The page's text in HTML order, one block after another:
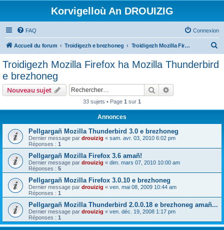
Korvigelloù An DROUIZIG
FAQ Connexion
Accueil du forum Troidigezh e brezhoneg Troidigezh Mozilla Firefox ha Mozilla Thunderbird e brezhoneg
Troidigezh Mozilla Firefox ha Mozilla Thunderbird
e brezhoneg
Nouveau sujet Rechercher
33 sujets • Page 1 sur 1
Annonces
Pellgargañ Mozilla Thunderbird 3.0 e brezhoneg
Dernier message par drouizig « sam. avr. 03, 2010 6:02 pm
Réponses : 1
Pellgargañ Mozilla Firefox 3.6 amañ!
Dernier message par drouizig « dim. mars 07, 2010 10:00 am
Réponses : 5
Pellgargañ Mozilla Firefox 3.0.10 e brezhoneg
Dernier message par drouizig « ven. mai 08, 2009 10:44 am
Réponses : 1
Pellgargañ Mozilla Thunderbird 2.0.0.18 e brezhoneg amañ...
Dernier message par drouizig « ven. déc. 19, 2008 1:17 pm
Réponses : 1